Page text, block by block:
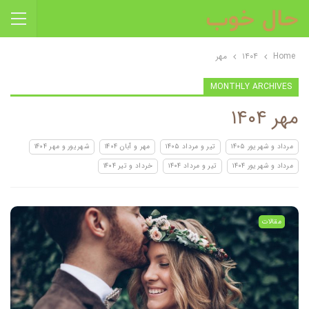
Home ۱۴۰۴ مهر
MONTHLY ARCHIVES
مهر ۱۴۰۴
مرداد و شهریور ۱۴۰۵ تیر و مرداد ۱۴۰۵ مهر و آبان ۱۴۰۴
شهریور و مهر ۱۴۰۴
مرداد و شهریور ۱۴۰۴
تیر و مرداد ۱۴۰۴ خرداد و تیر ۱۴۰۴
مقالات